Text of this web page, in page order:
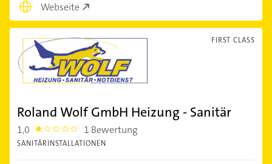
Webseite
FIRST CLASS
Roland Wolf GmbH Heizung - Sanitär
1,0 1.0 1 Bewertung
SANITÄRINSTALLATIONEN